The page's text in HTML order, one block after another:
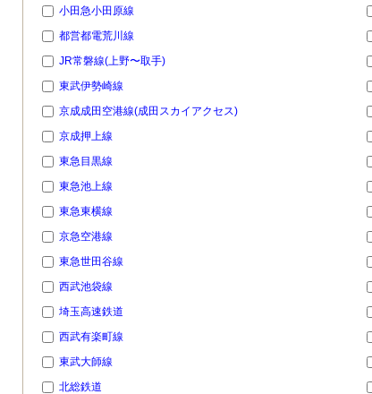
小田急小田原線
都営都電荒川線
JR常磐線(上野〜取手)
東武伊勢崎線
京成成田空港線(成田スカイアクセス)
京成押上線
東急目黒線
東急池上線
東急東横線
京急空港線
東急世田谷線
西武池袋線
埼玉高速鉄道
西武有楽町線
東武大師線
北総鉄道